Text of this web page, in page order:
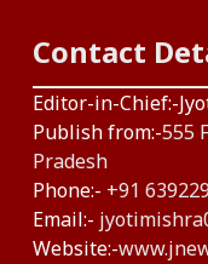
Contact
Editor-in-Chief:-
Publish from:-555
Pradesh
Phone:- +91
Email:-
Website:-